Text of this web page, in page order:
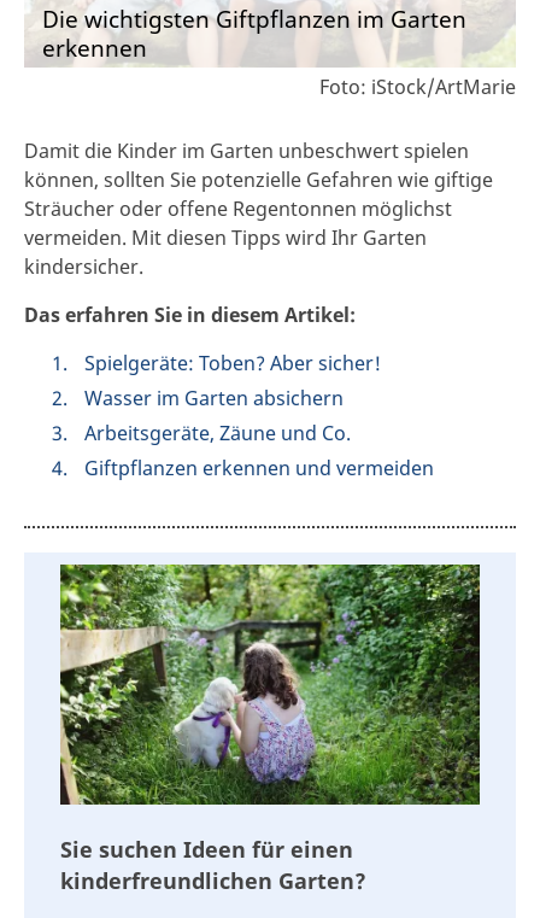
Die wichtigsten Giftpflanzen im Garten
erkennen
Foto: iStock/ArtMarie
Damit die Kinder im Garten unbeschwert spielen
können, sollten Sie potenzielle Gefahren wie giftige
Sträucher oder offene Regentonnen möglichst
vermeiden. Mit diesen Tipps wird Ihr Garten
kindersicher.
Das erfahren Sie in diesem Artikel:
Spielgeräte: Toben? Aber sicher!
Wasser im Garten absichern
Arbeitsgeräte, Zäune und Co.
Giftpflanzen erkennen und vermeiden
Sie suchen Ideen für einen
kinderfreundlichen Garten?